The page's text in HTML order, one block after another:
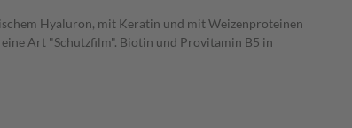
Hyaluron, mit Keratin und mit Weizenproteinen
Art "Schutzfilm". Biotin und Provitamin B5 in